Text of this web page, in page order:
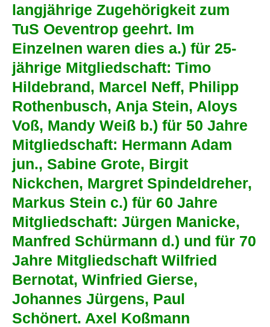
langjährige Zugehörigkeit zum
TuS Oeventrop geehrt. Im
Einzelnen waren dies a.) für 25-
jährige Mitgliedschaft: Timo
Hildebrand, Marcel Neff, Philipp
Rothenbusch, Anja Stein, Aloys
Voß, Mandy Weiß b.) für 50 Jahre
Mitgliedschaft: Hermann Adam
jun., Sabine Grote, Birgit
Nickchen, Margret Spindeldreher,
Markus Stein c.) für 60 Jahre
Mitgliedschaft: Jürgen Manicke,
Manfred Schürmann d.) und für 70
Jahre Mitgliedschaft Wilfried
Bernotat, Winfried Gierse,
Johannes Jürgens, Paul
Schönert. Axel Koßmann